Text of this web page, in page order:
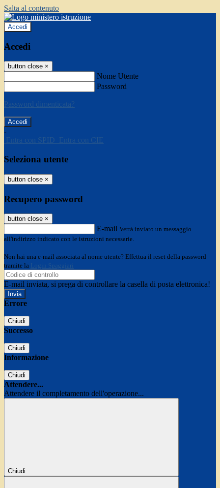
Salta al contenuto
Accedi
Accedi
button close ×
Nome Utente
Password
Password dimenticata?
-
Entra con SPID
Entra con CIE
Seleziona utente
button close ×
Recupero password
button close ×
E-mail Verrà inviato un messaggio
all'indirizzo indicato con le istruzioni necessarie.
Non hai una e-mail associata al nome utente? Effettua il reset della password
tramite la Login Spaggiari
E-mail inviata, si prega di controllare la casella di posta elettronica!
Errore
Chiudi
Successo
Chiudi
Informazione
Chiudi
Attendere...
Attendere il completamento dell'operazione...
Chiudi